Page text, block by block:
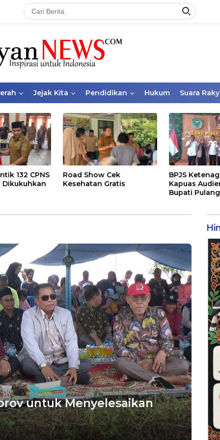
Jejak Kita Pendidikan Hukum Suara
132 CPNS
Dikukuhkan
Road Show Cek
Kesehatan Gratis
BPJS
Kapuas
Bupati
untuk Menyelesaikan